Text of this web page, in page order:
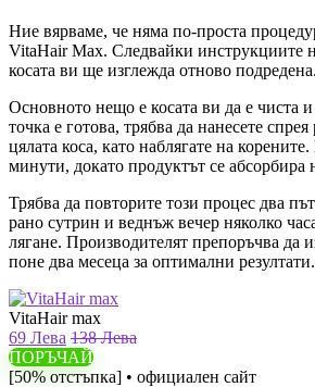
Ние вярваме, че няма по-проста
VitaHair Max. Следвайки инструкциите
косата ви ще изглежда отново подредена.
Основното нещо е косата ви да е чиста
точка е готова, трябва да нанесете
цялата коса, като наблягате на
минути, докато продуктът се абсорбира
Трябва да повторите този процес два
рано сутрин и веднъж вечер няколко
лягане. Производителят препоръчва да
поне два месеца за оптимални резултати.
VitaHair max
69 Лева 138 Лева
ПОРЪЧАЙ
[50% отстъпка] • официален сайт